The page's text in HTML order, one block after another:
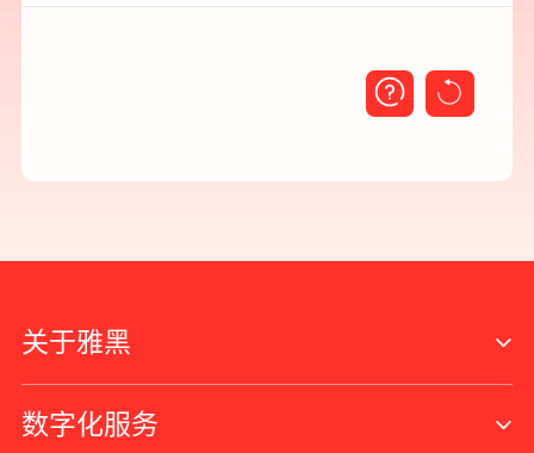
关于雅黑
数字化服务